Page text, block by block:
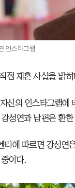
인스타그램
접 재혼 사실을 밝
신의 인스타그램에
성연과 남편은 환
티에 따르면 강성연
이다.